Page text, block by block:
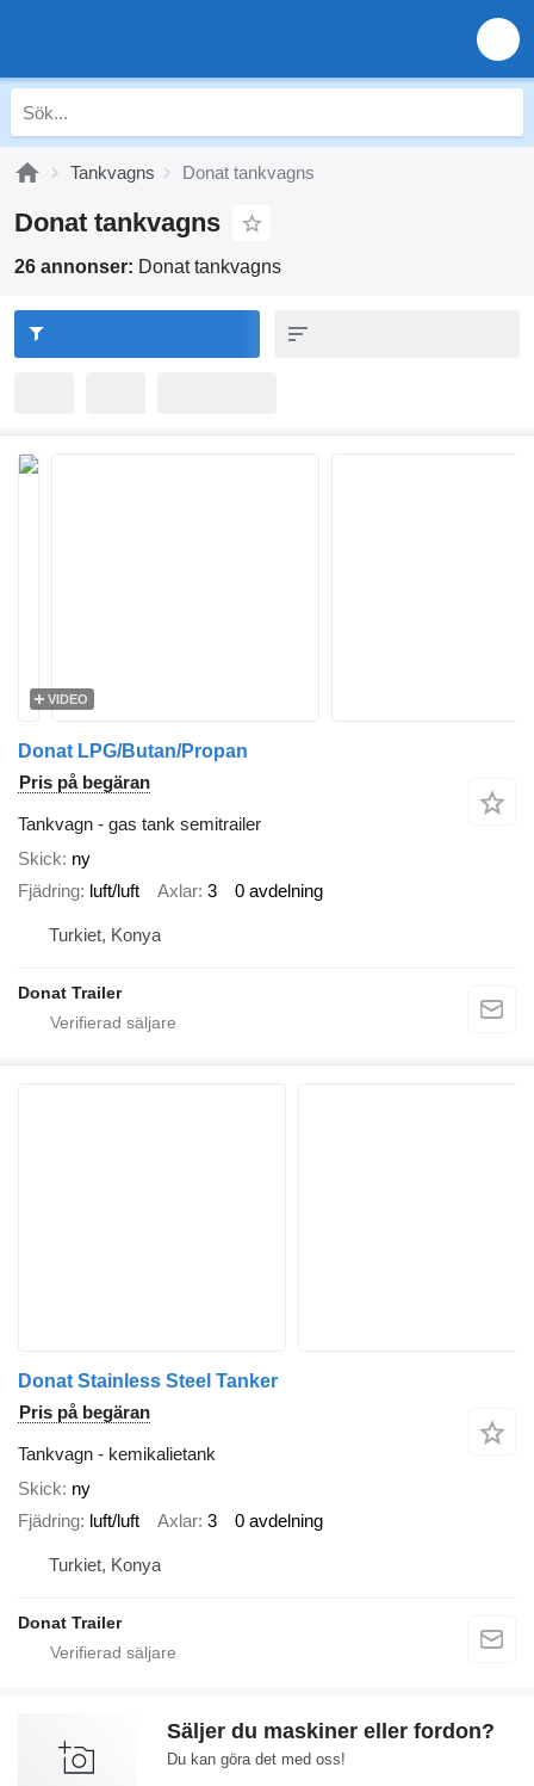
Tankvagns Donat tankvagns
Donat tankvagns
26 annonser: Donat tankvagns
VIDEO
Donat LPG/Butan/Propan
Pris på begäran
Tankvagn - gas tank semitrailer
Skick ny
Fjädring luft/luft Axlar 3 0 avdelning
Turkiet, Konya
Donat Trailer
Donat Stainless Steel Tanker
Pris på begäran
Tankvagn - kemikalietank
Skick ny
Fjädring luft/luft Axlar 3 0 avdelning
Turkiet, Konya
Donat Trailer
Säljer du maskiner eller fordon?
Du kan göra det med oss!